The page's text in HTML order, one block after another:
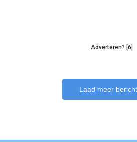
Adverteren? [6]
Laad meer